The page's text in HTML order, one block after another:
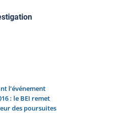
l’événement
: le BEI remet
des poursuites